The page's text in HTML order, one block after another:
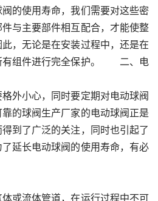
的使用寿命，我们需要对这些密
与主要部件相互配合，才能使整
，无论是在安装过程中，还是在
组件进行完全保护。　　二、电
外小心，同时要定期对电动球阀
的球阀生产厂家的电动球阀正是
到了广泛的关注，同时也引起了
延长电动球阀的使用寿命，有必
或流体管道，在运行过程中不可